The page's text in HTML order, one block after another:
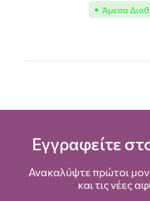
Άμεσα
Εγγραφείτε
Ανακαλύψτε πρώτοι
και τις νέες